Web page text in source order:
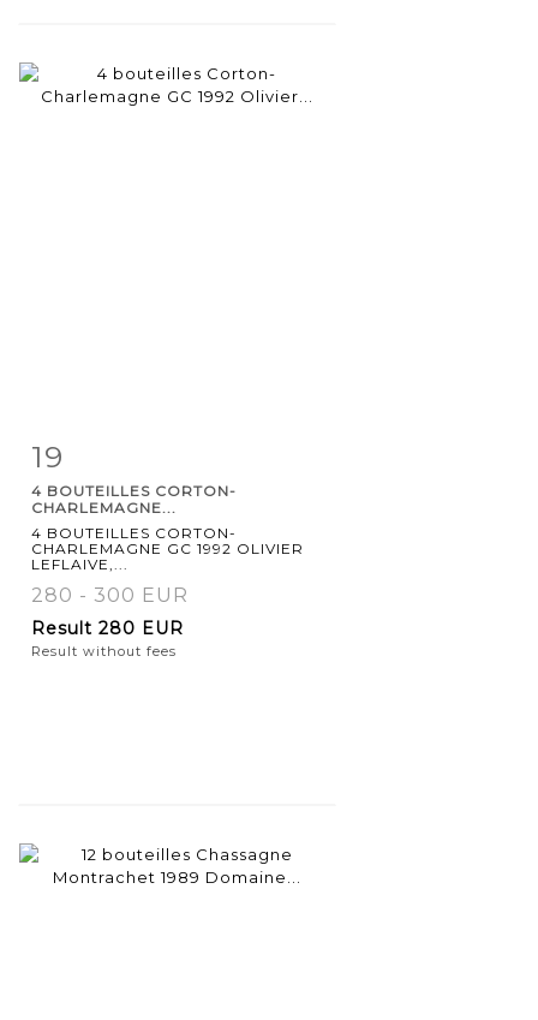
Item detail
19
4 BOUTEILLES CORTON-
CHARLEMAGNE...
4 BOUTEILLES CORTON-
CHARLEMAGNE GC 1992 OLIVIER
LEFLAIVE,...
280 - 300 EUR
Result 280 EUR
Result without fees